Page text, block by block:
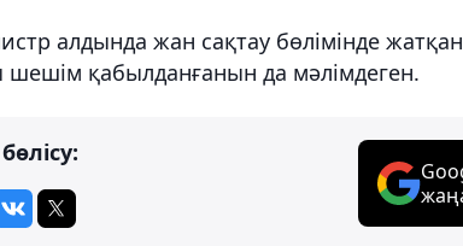
алдында жан сақтау бөлімінде
шешім қабылданғанын да мәлімдеген.